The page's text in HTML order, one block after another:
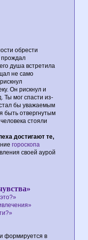
обрести
прождал
душа встретила
не само
Он рискнул и
Ты мог спасти из-
бы уважаемым
быть отвергнутым
стояли
достигают те,
гороскопа
своей аурой
формируется в